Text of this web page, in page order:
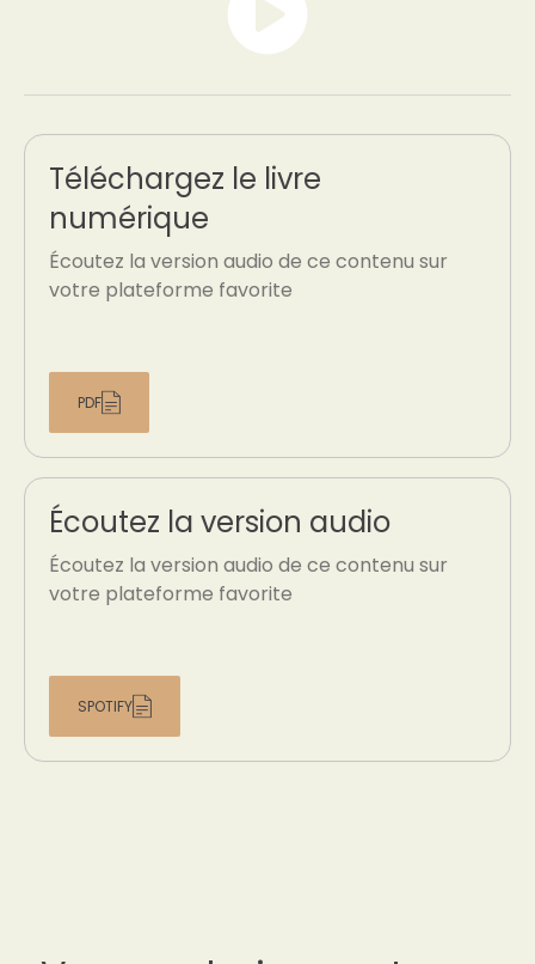
Téléchargez le livre
numérique
Écoutez la version audio de ce contenu sur
votre plateforme favorite
PDF
Écoutez la version audio
Écoutez la version audio de ce contenu sur
votre plateforme favorite
SPOTIFY